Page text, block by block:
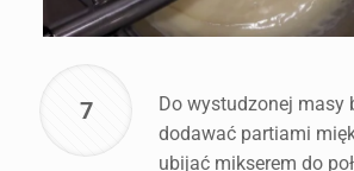
7
Do wystudzonej masy
dodawać partiami
ubijać mikserem do